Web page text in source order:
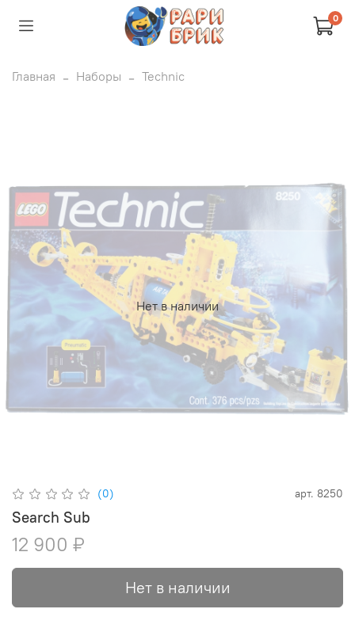
0
Главная Наборы Technic
Нет в наличии
(0) арт. 8250
Search Sub
12 900 ₽
Нет в наличии